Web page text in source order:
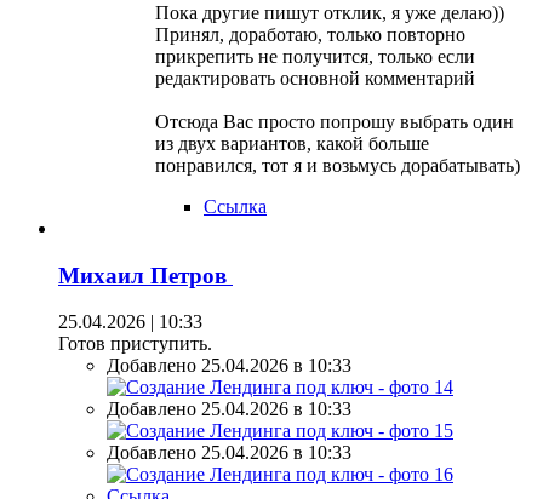
Пока другие пишут отклик, я уже делаю))
Принял, доработаю, только повторно
прикрепить не получится, только если
редактировать основной комментарий
Отсюда Вас просто попрошу выбрать один
из двух вариантов, какой больше
понравился, тот я и возьмусь дорабатывать)
Ссылка
Михаил Петров
25.04.2026 | 10:33
Готов приступить.
Добавлено 25.04.2026 в 10:33
Добавлено 25.04.2026 в 10:33
Добавлено 25.04.2026 в 10:33